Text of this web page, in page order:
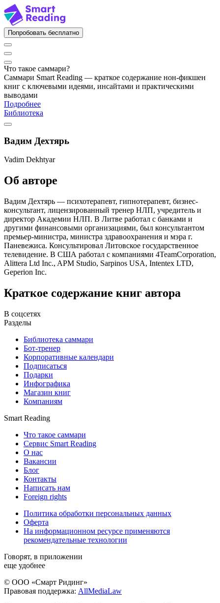
Попробовать бесплатно
Что такое саммари?
Саммари Smart Reading — краткое содержание нон-фикшен
книг с ключевыми идеями, инсайтами и практическими
выводами
Подробнее
Библиотека
Вадим Дехтярь
Vadim Dekhtyar
Об авторе
Вадим Дехтярь — психотерапевт, гипнотерапевт, бизнес-
консультант, лицензированный тренер НЛП, учредитель и
директор Академии НЛП. В Литве работал с банками и
другими финансовыми организациями, был консультантом
премьер-министра, министра здравоохранения и мэра г.
Паневежиса. Консультировал Литовское государственное
телевидение. В США работал с компаниями 4TeamCorporation,
Alittera Ltd Inc., APM Studio, Sarpinos USA, Intentex LTD,
Geperion Inc.
Краткое содержание книг автора
В соцсетях
Разделы
Библиотека саммари
Бот-тренер
Корпоративные календари
Подписаться
Подарки
Инфографика
Магазин книг
Компаниям
Smart Reading
Что такое саммари
Сервис Smart Reading
О нас
Вакансии
Блог
Контакты
Написать нам
Foreign rights
Политика обработки персональных данных
Оферта
На информационном ресурсе применяются
рекомендательные технологии
Говорят, в приложении
еще удобнее
© ООО «Смарт Ридинг»
Правовая поддержка: AllMediaLaw